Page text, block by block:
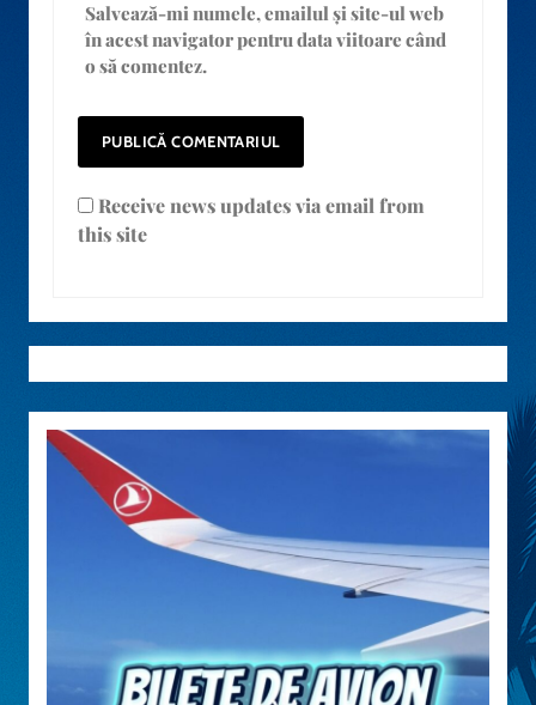
Salvează-mi numele, emailul și site-ul web
în acest navigator pentru data viitoare când
o să comentez.
Receive news updates via email from
this site